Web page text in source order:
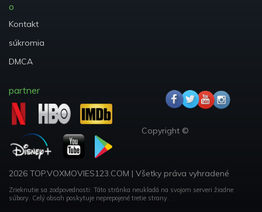
o
Kontakt
súkromia
DMCA
partner
Copyright ©
2026 TOP.VOXMOVIES123.COM | Všetky práva vyhradené
Zrieknutie sa zodpovednosti: Táto stránka neukladá na svojom serveri žiadne
súbory. Celý obsah poskytuje neprepojené tretie strany.